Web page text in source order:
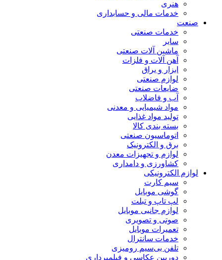
هنری
خدمات مالی و حسابداری
صنعت
خدمات صنعتی
سایر
ماشین آلات صنعتی
آهن آلات و فلزات
ابزار و یراق
لوازم صنعتی
ضایعات صنعتی
آب و فاضلاب
مواد شیمیایی و معدنی
تولید مواد غذایی
بسته بندی کالا
اتوماسیون صنعتی
برق و الکترونیک
لوازم و تجهیزات معدن
کشاورزی و دامداری
لوازم الکترونیکی
سیم کارت
گوشی موبایل
لپ تاپ و تبلت
لوازم جانبی موبایل
صوتی و تصویری
تعمیرات موبایل
خدمات سانترال
تلفن بی‌سیم رومیزی
دوربین عکاسی و فیلمبرداری